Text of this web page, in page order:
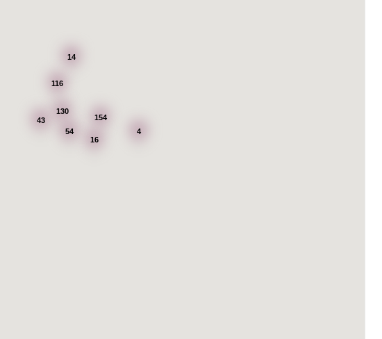
154
130
116
16
43
54
4
14